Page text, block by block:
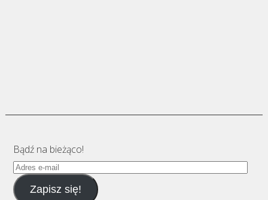
Bądź na bieżąco!
Adres
e-
mailZapisz się!